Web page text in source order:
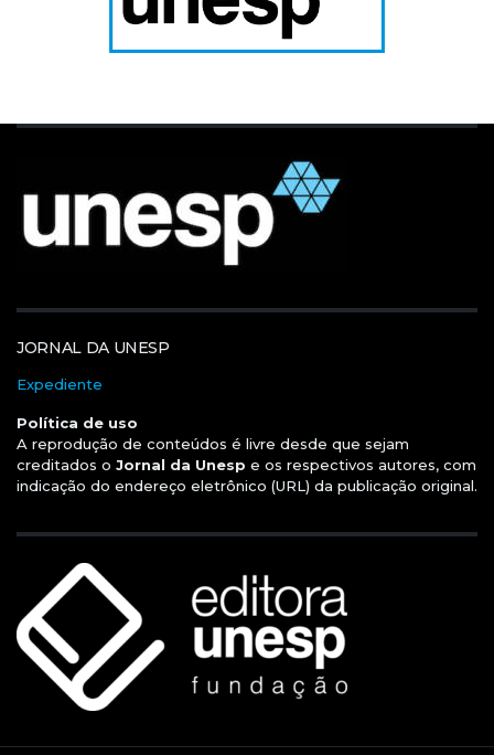
JORNAL DA UNESP
Expediente
Política de uso
A reprodução de conteúdos é livre desde que sejam
creditados o Jornal da Unesp e os respectivos autores, com
indicação do endereço eletrônico (URL) da publicação original.